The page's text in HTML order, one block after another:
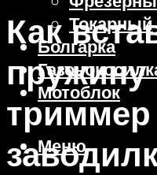
Токарный
Болгарка
Мотоблок
Меню
Как
пружину
триммер